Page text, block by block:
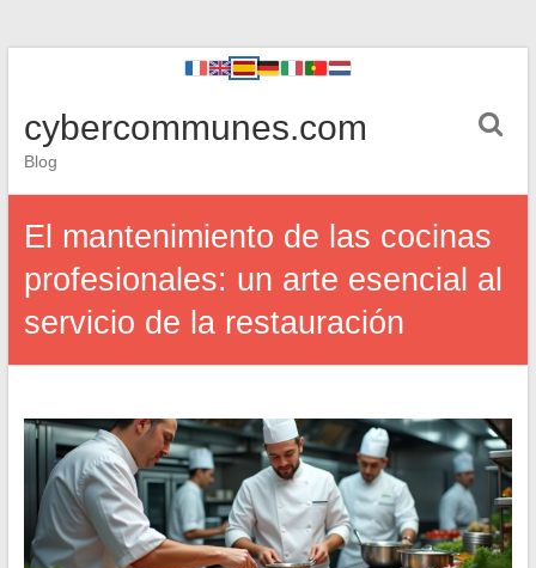
cybercommunes.com
Blog
El mantenimiento de las cocinas
profesionales: un arte esencial al
servicio de la restauración